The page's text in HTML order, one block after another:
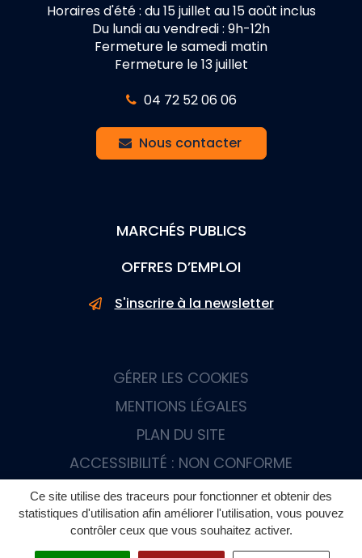
Ce site utilise des traceurs pour fonctionner et obtenir des
statistiques d'utilisation afin améliorer l'utilisation, vous pouvez
contrôler ceux que vous souhaitez activer.
Horaires d'été : du 15 juillet au 15 août inclus
Du lundi au vendredi : 9h-12h
Fermeture le samedi matin
Fermeture le 13 juillet
04 72 52 06 06
Nous contacter
MARCHÉS PUBLICS
OFFRES D’EMPLOI
S'inscrire à la newsletter
GÉRER LES COOKIES
MENTIONS LÉGALES
PLAN DU SITE
ACCESSIBILITÉ : NON CONFORME